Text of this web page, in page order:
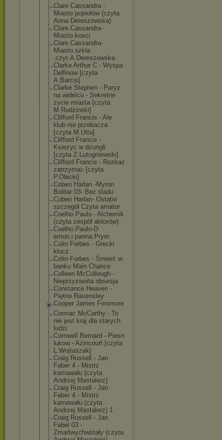
Clare Cassandra -
Miasto popiołów (czyta
Anna Dereszowska)
Clare.Cassandra-
Miasto.kosci
Clare.Cassandra-
Miasto.szkla
.czyt.A.Dereszowska
Clarke Arthur C - Wyspa
Delfinow [czyta
A.Barcis]
Clarke Stephen - Paryz
na widelcu - Sekretne
zycie miasta [czyta
M.Rudzinski]
Clifford Francis - Ale
klub nie przebacza
[czyta M.Utta]
Clifford Francis -
Ksiezyc w dzungli
[czyta Z.Lutogniewski]
Clifford Francis - Rozkaz
zatrzymac [czyta
P.Olecki]
Coben Harlan -Myron
Bolitar 03- Bez śladu
Coben Harlan- Ostatni
szczegół Czyta amator
Coelho Paulo - Alchemik
(czyta zespół aktorów)
Coelho.Paulo-D
emon.i.panna.Prym
Colin Forbes - Grecki
klucz
Colin Forbes - Śmierć w
banku Main Chance
Colleen McCullough -
Nieprzyzwoita obsesja
Constance Heaven -
Piętno Ravensley
Cooper James Fenimore
Cormac McCarthy - To
nie jest kraj dla starych
ludzi
Cornwell Bernard - Piesn
lukow - Azincourt [czyta
L.Wojtaszak]
Craig Russell - Jan
Faber 4 - Mistrz
karnawału (czyta
Andrzej Mastalerz)
Craig Russell - Jan
Faber 4 - Mistrz
karnawału (czyta
Andrzej Mastalerz) 1
Craig Russell - Jan
Fabel 03 -
Zmartwychwstały (czyta